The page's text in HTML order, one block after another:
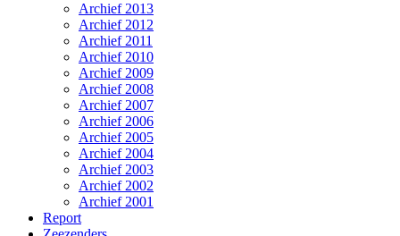
Archief 2013
Archief 2012
Archief 2011
Archief 2010
Archief 2009
Archief 2008
Archief 2007
Archief 2006
Archief 2005
Archief 2004
Archief 2003
Archief 2002
Archief 2001
Report